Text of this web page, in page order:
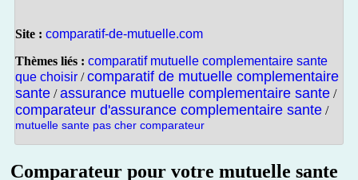
Site : comparatif-de-mutuelle.com
Thèmes liés : comparatif mutuelle complementaire sante
que choisir /comparatif de mutuelle complementaire
sante /assurance mutuelle complementaire sante /
comparateur d'assurance complementaire sante /
mutuelle sante pas cher comparateur
Comparateur pour votre mutuelle sante